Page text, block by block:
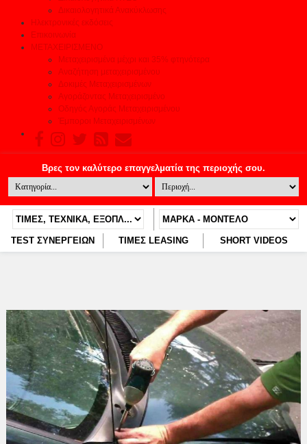
Δικαιολογητικά Ανακύκλωσης
Ηλεκτρονικές εκδόσεις
Επικοινωνία
ΜΕΤΑΧΕΙΡΙΣΜΕΝΟ
Μεταχειρισμένα μέχρι και 35% φτηνότερα
Αναζήτηση μεταχειρισμένου
Δοκιμές Μεταχειρισμένων
Αγοράζοντας Μεταχειρισμένο
Οδηγός Αγοράς Μεταχειρισμένου
Έμποροι Μεταχειρισμένων
TEST ΣΥΝΕΡΓΕΙΩΝ ΤΙΜΕΣ LEASING SHORT VIDEOS